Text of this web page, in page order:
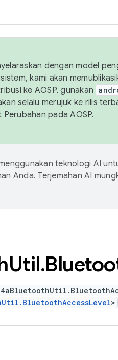
dengan model
kami akan
ke AOSP, gunakan
selalu merujuk ke rilis
Perubahan pada AOSP.
teknologi AI
Anda. Terjemahan AI
Util.
>